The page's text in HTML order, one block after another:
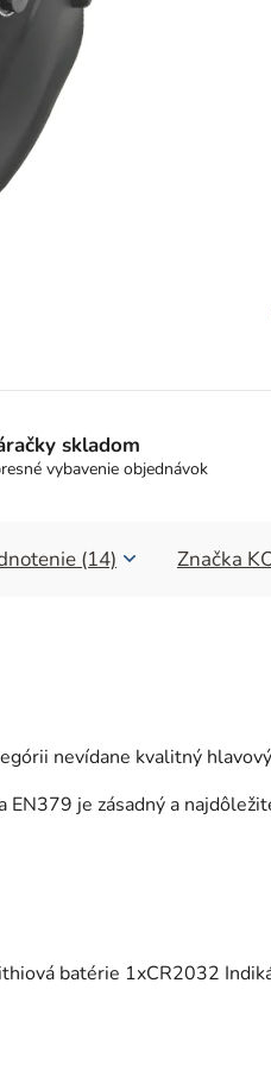
skladom
vybavenie objednávok
(14) Značka
nevídane kvalitný
je zásadný a
batérie 1xCR2032